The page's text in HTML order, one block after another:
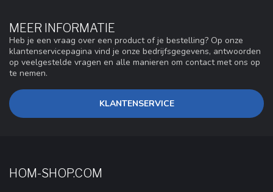
MEER INFORMATIE
Heb je een vraag over een product of je bestelling? Op onze
klantenservicepagina vind je onze bedrijfsgegevens, antwoorden
op veelgestelde vragen en alle manieren om contact met ons op
te nemen.
KLANTENSERVICE
HOM-SHOP.COM